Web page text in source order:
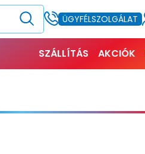
ÜGYFÉLSZOLGÁLAT
SZÁLLÍTÁS AKCIÓK